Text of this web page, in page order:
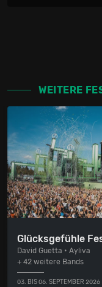
WEITERE
Glücksgefühle
David Guetta • Ayliva
+ 42 weitere Bands
03. BIS 06. SEPTEMBER 2026